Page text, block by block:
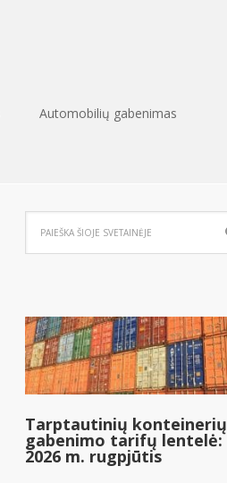
Automobilių gabenimas
Tarptautinių konteinerių
gabenimo tarifų lentelė:
2026 m. rugpjūtis